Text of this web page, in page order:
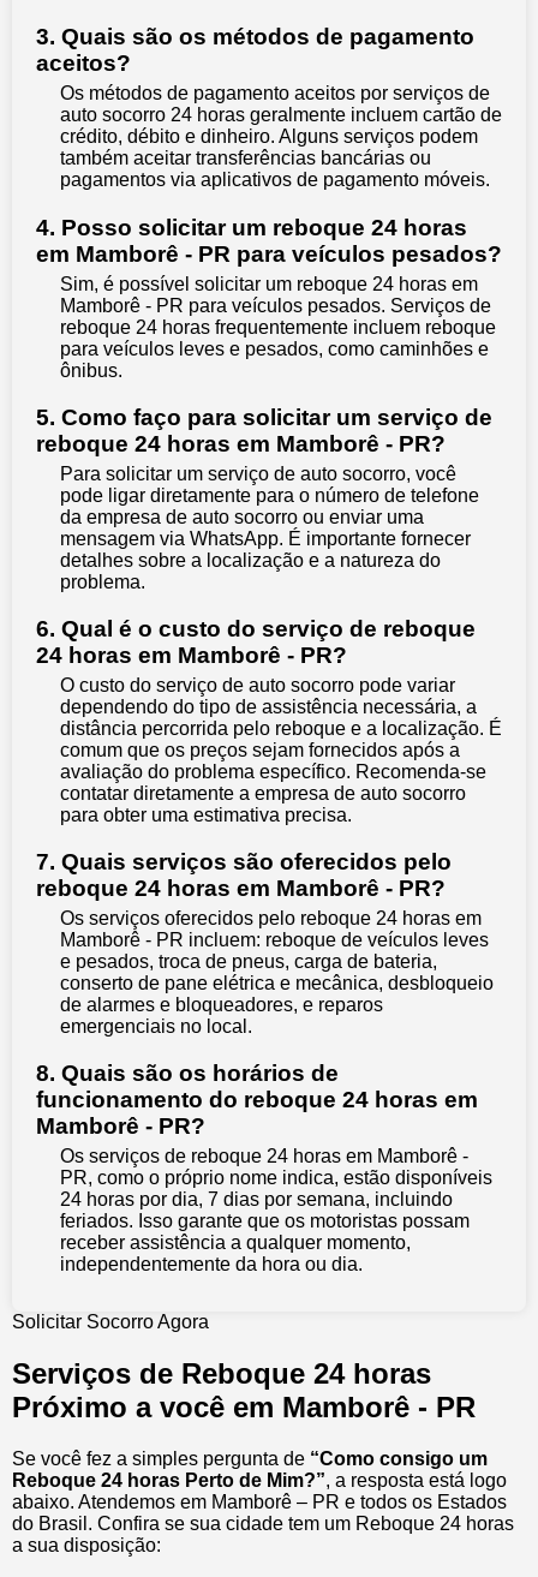
3. Quais são os métodos de pagamento
aceitos?
Os métodos de pagamento aceitos por serviços de
auto socorro 24 horas geralmente incluem cartão de
crédito, débito e dinheiro. Alguns serviços podem
também aceitar transferências bancárias ou
pagamentos via aplicativos de pagamento móveis.
4. Posso solicitar um reboque 24 horas
em Mamborê - PR para veículos pesados?
Sim, é possível solicitar um reboque 24 horas em
Mamborê - PR para veículos pesados. Serviços de
reboque 24 horas frequentemente incluem reboque
para veículos leves e pesados, como caminhões e
ônibus.
5. Como faço para solicitar um serviço de
reboque 24 horas em Mamborê - PR?
Para solicitar um serviço de auto socorro, você
pode ligar diretamente para o número de telefone
da empresa de auto socorro ou enviar uma
mensagem via WhatsApp. É importante fornecer
detalhes sobre a localização e a natureza do
problema.
6. Qual é o custo do serviço de reboque
24 horas em Mamborê - PR?
O custo do serviço de auto socorro pode variar
dependendo do tipo de assistência necessária, a
distância percorrida pelo reboque e a localização. É
comum que os preços sejam fornecidos após a
avaliação do problema específico. Recomenda-se
contatar diretamente a empresa de auto socorro
para obter uma estimativa precisa.
7. Quais serviços são oferecidos pelo
reboque 24 horas em Mamborê - PR?
Os serviços oferecidos pelo reboque 24 horas em
Mamborê - PR incluem: reboque de veículos leves
e pesados, troca de pneus, carga de bateria,
conserto de pane elétrica e mecânica, desbloqueio
de alarmes e bloqueadores, e reparos
emergenciais no local.
8. Quais são os horários de
funcionamento do reboque 24 horas em
Mamborê - PR?
Os serviços de reboque 24 horas em Mamborê -
PR, como o próprio nome indica, estão disponíveis
24 horas por dia, 7 dias por semana, incluindo
feriados. Isso garante que os motoristas possam
receber assistência a qualquer momento,
independentemente da hora ou dia.
Solicitar Socorro Agora
Serviços de Reboque 24 horas
Próximo a você em Mamborê - PR
Se você fez a simples pergunta de “Como consigo um
Reboque 24 horas Perto de Mim?”, a resposta está logo
abaixo. Atendemos em Mamborê – PR e todos os Estados
do Brasil. Confira se sua cidade tem um Reboque 24 horas
a sua disposição: